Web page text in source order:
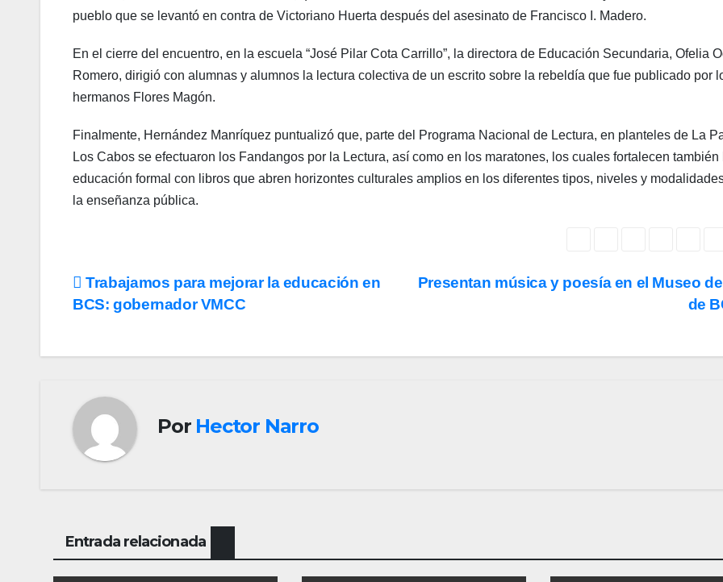
pueblo que se levantó en contra de Victoriano Huerta después del asesinato de Francisco I. Madero.
En el cierre del encuentro, en la escuela “José Pilar Cota Carrillo”, la directora de Educación Secundaria, Ofelia
Romero, dirigió con alumnas y alumnos la lectura colectiva de un escrito sobre la rebeldía que fue publicado por
hermanos Flores Magón.
Finalmente, Hernández Manríquez puntualizó que, parte del Programa Nacional de Lectura, en planteles de La
Los Cabos se efectuaron los Fandangos por la Lectura, así como en los maratones, los cuales fortalecen también
educación formal con libros que abren horizontes culturales amplios en los diferentes tipos, niveles y
la enseñanza pública.
Navegación
entradas
Presentan música y poesía en el Museo
de
Trabajamos para mejorar la educación en
BCS: gobernador VMCC
Por Hector Narro
Entrada relacionada